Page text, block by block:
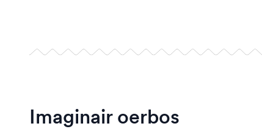
Imaginair oerbos